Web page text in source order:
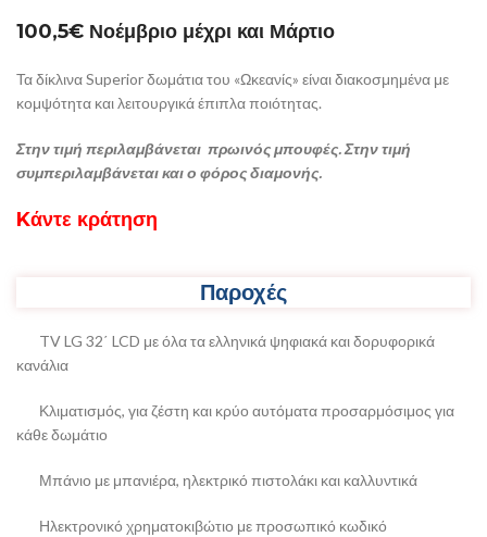
100,5€ Νοέμβριο μέχρι και Μάρτιο
Τα δίκλινα Superior δωμάτια του «Ωκεανίς» είναι διακοσμημένα με
κομψότητα και λειτουργικά έπιπλα ποιότητας.
Στην τιμή περιλαμβάνεται πρωινός μπουφές. Στην τιμή
συμπεριλαμβάνεται και ο φόρος διαμονής.
Kάντε κράτηση
Παροχές
TV LG 32΄ LCD με όλα τα ελληνικά ψηφιακά και δορυφορικά
κανάλια
Κλιματισμός, για ζέστη και κρύο αυτόματα προσαρμόσιμος για
κάθε δωμάτιο
Μπάνιο με μπανιέρα, ηλεκτρικό πιστολάκι και καλλυντικά
Ηλεκτρονικό χρηματοκιβώτιο με προσωπικό κωδικό